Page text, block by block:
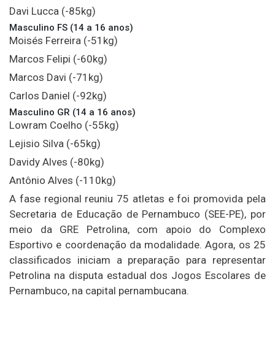
Davi Lucca (-85kg)
Masculino FS (14 a 16 anos)
Moisés Ferreira (-51kg)
Marcos Felipi (-60kg)
Marcos Davi (-71kg)
Carlos Daniel (-92kg)
Masculino GR (14 a 16 anos)
Lowram Coelho (-55kg)
Lejisio Silva (-65kg)
Davidy Alves (-80kg)
Antônio Alves (-110kg)
A fase regional reuniu 75 atletas e foi promovida pela
Secretaria de Educação de Pernambuco (SEE-PE), por
meio da GRE Petrolina, com apoio do Complexo
Esportivo e coordenação da modalidade. Agora, os 25
classificados iniciam a preparação para representar
Petrolina na disputa estadual dos Jogos Escolares de
Pernambuco, na capital pernambucana.